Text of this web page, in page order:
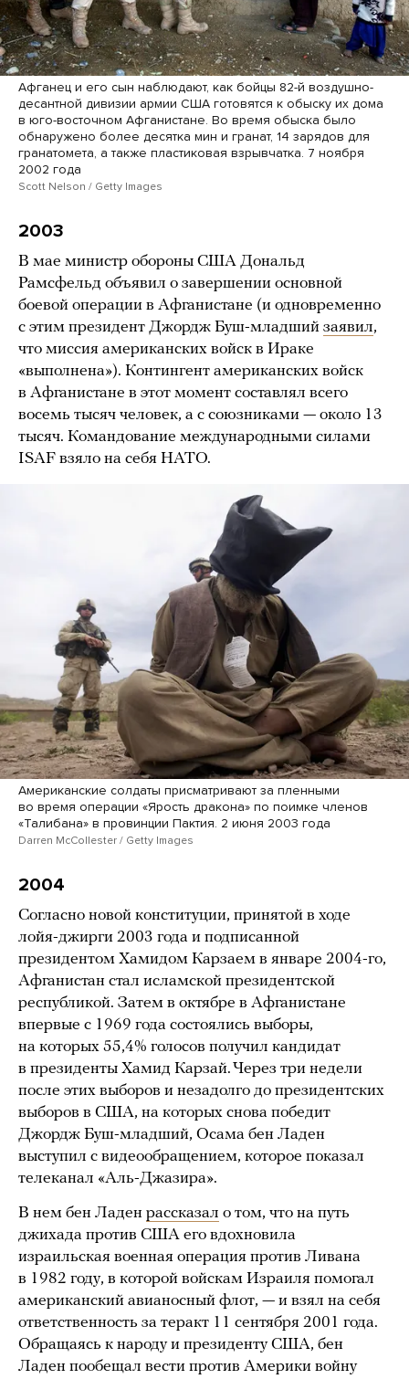
Афганец и его сын наблюдают, как бойцы 82-й воздушно-
десантной дивизии армии США готовятся к обыску их дома
в юго-восточном Афганистане. Во время обыска было
обнаружено более десятка мин и гранат, 14 зарядов для
гранатомета, а также пластиковая взрывчатка. 7 ноября
2002 года
Scott Nelson / Getty Images
2003
В мае министр обороны США Дональд
Рамсфельд объявил о завершении основной
боевой операции в Афганистане (и одновременно
с этим президент Джордж Буш-младший заявил,
что миссия американских войск в Ираке
«выполнена»). Контингент американских войск
в Афганистане в этот момент составлял всего
восемь тысяч человек, а с союзниками — около 13
тысяч. Командование международными силами
ISAF взяло на себя НАТО.
Американские солдаты присматривают за пленными
во время операции «Ярость дракона» по поимке членов
«Талибана» в провинции Пактия. 2 июня 2003 года
Darren McCollester / Getty Images
2004
Согласно новой конституции, принятой в ходе
лойя-джирги 2003 года и подписанной
президентом Хамидом Карзаем в январе 2004-го,
Афганистан стал исламской президентской
республикой. Затем в октябре в Афганистане
впервые с 1969 года состоялись выборы,
на которых 55,4% голосов получил кандидат
в президенты Хамид Карзай. Через три недели
после этих выборов и незадолго до президентских
выборов в США, на которых снова победит
Джордж Буш-младший, Осама бен Ладен
выступил с видеообращением, которое показал
телеканал «Аль-Джазира».
В нем бен Ладен рассказал о том, что на путь
джихада против США его вдохновила
израильская военная операция против Ливана
в 1982 году, в которой войскам Израиля помогал
американский авианосный флот, — и взял на себя
ответственность за теракт 11 сентября 2001 года.
Обращаясь к народу и президенту США, бен
Ладен пообещал вести против Америки войну